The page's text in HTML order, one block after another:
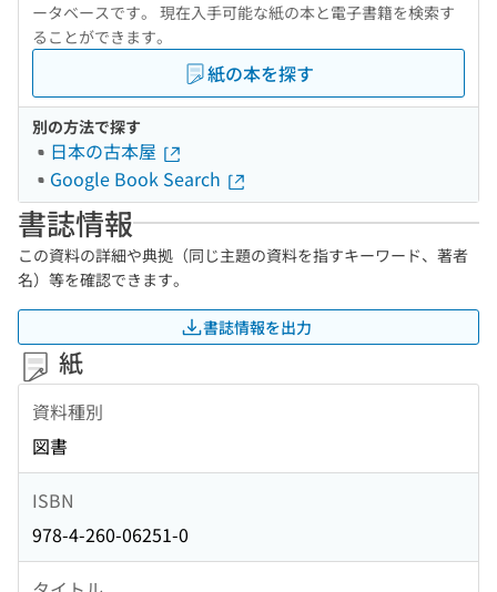
ータベースです。 現在入手可能な紙の本と電子書籍を検索す
ることができます。
紙の本を探す
別の方法で探す
日本の古本屋
Google Book Search
書誌情報
この資料の詳細や典拠（同じ主題の資料を指すキーワード、著者
名）等を確認できます。
書誌情報を出力
紙
資料種別
図書
ISBN
978-4-260-06251-0